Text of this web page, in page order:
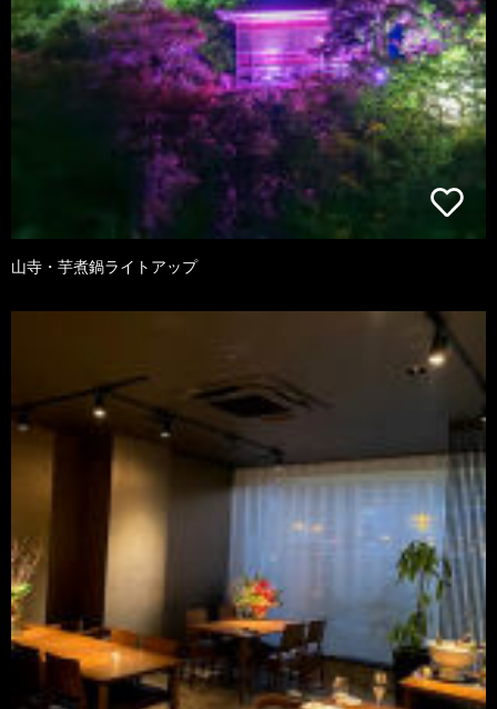
山寺・芋煮鍋ライトアップ